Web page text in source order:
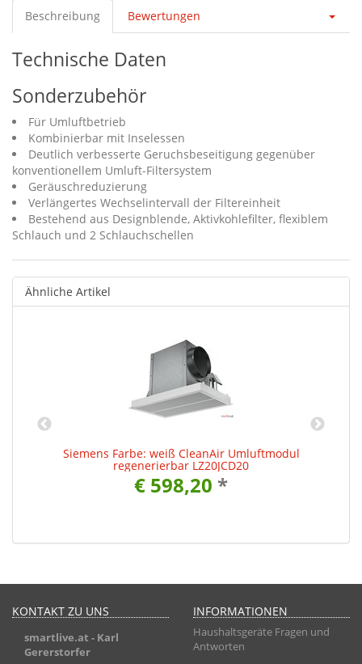
Beschreibung Bewertungen
Technische Daten
Sonderzubehör
Für Umluftbetrieb
Kombinierbar mit Inselessen
Deutlich verbesserte Geruchsbeseitigung gegenüber
konventionellem Umluft-Filtersystem
Geräuschreduzierung
Verlängertes Wechselintervall der Filtereinheit
Bestehend aus Designblende, Aktivkohlefilter, flexiblem
Schlauch und 2 Schlauchschellen
Ähnliche Artikel
Siemens Farbe: weiß CleanAir Umluftmodul
regenerierbar LZ20JCD20
€ 598,20 *
KONTAKT ZU UNS
smartlive.at - Karl
Gererstorfer
INFORMATIONEN
Haushaltsgeräte Fragen und
Antworten